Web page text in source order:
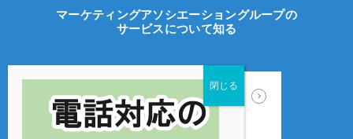
マーケティングアソシエーショングループの
サービスについて知る
ECサイト制作
WEB広告運用